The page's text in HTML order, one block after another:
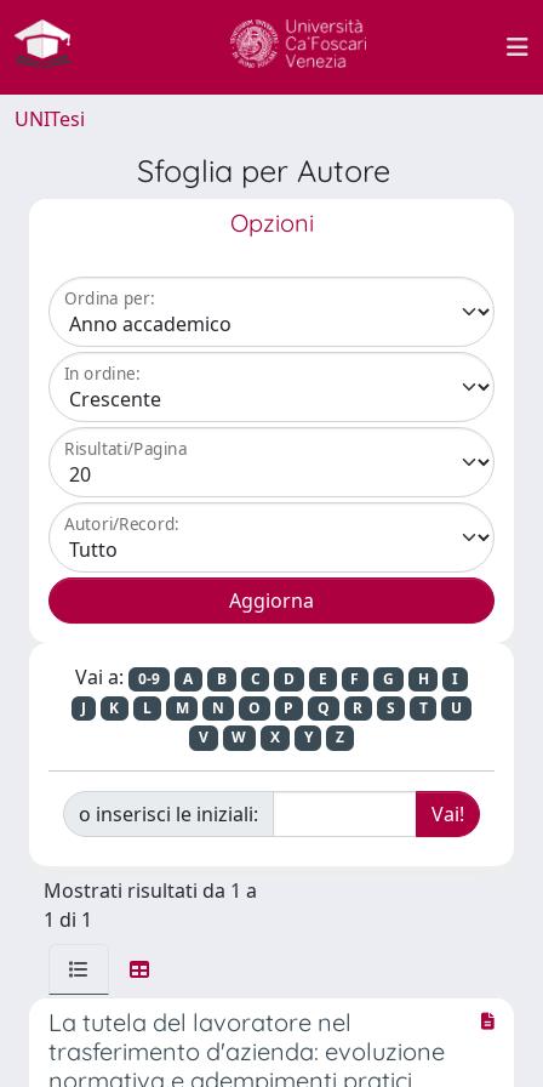
UNITesi
Sfoglia per Autore
Opzioni
Ordina per:
In ordine:
Risultati/Pagina
Autori/Record:
Vai a: 0-9 A B C D E F G H
I
J
K L M N O P Q R S T
U
V
W X Y Z
o inserisci le iniziali:
Mostrati risultati da 1 a
1 di 1
La tutela del lavoratore nel
trasferimento d'azienda: evoluzione
normativa e adempimenti pratici.